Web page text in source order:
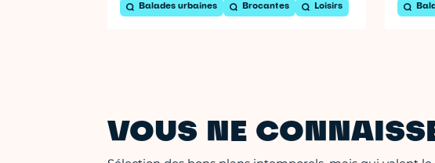
Balades urbaines Brocantes Loisirs
VOUS NE